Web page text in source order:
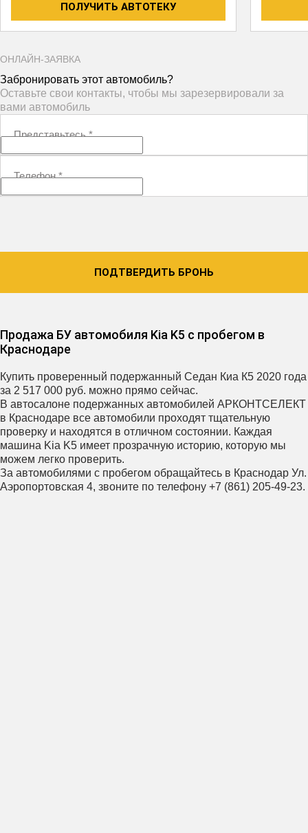
ПОЛУЧИТЬ АВТОТЕКУ
ОНЛАЙН-ЗАЯВКА
Забронировать этот автомобиль?
Оставьте свои контакты, чтобы мы зарезервировали за
вами автомобиль
Представьтесь*
Телефон*
ПОДТВЕРДИТЬ БРОНЬ
Продажа БУ автомобиля Kia K5 с пробегом в
Краснодаре
Купить проверенный подержанный Седан Киа К5 2020 года
за 2 517 000 руб. можно прямо сейчас.
В автосалоне подержанных автомобилей АРКОНТСЕЛЕКТ
в Краснодаре все автомобили проходят тщательную
проверку и находятся в отличном состоянии. Каждая
машина Kia K5 имеет прозрачную историю, которую мы
можем легко проверить.
За автомобилями с пробегом обращайтесь в Краснодар Ул.
Аэропортовская 4, звоните по телефону +7 (861) 205-49-23.